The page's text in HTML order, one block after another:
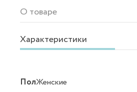
О товаре
Характеристики
ПолЖенские